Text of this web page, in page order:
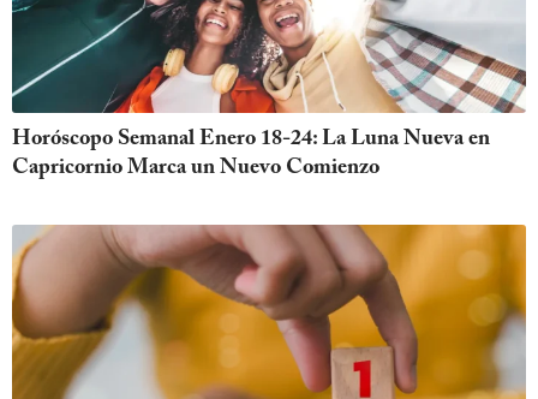
Horóscopo Semanal Enero 18-24: La Luna Nueva en
Capricornio Marca un Nuevo Comienzo